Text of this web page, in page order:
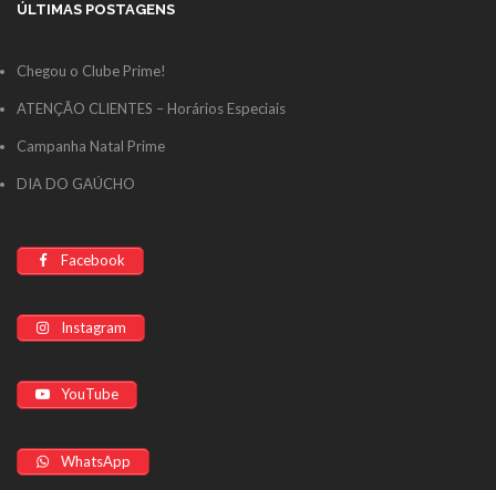
ÚLTIMAS POSTAGENS
Chegou o Clube Prime!
ATENÇÃO CLIENTES – Horários Especiais
Campanha Natal Prime
DIA DO GAÚCHO
Facebook
Instagram
YouTube
WhatsApp